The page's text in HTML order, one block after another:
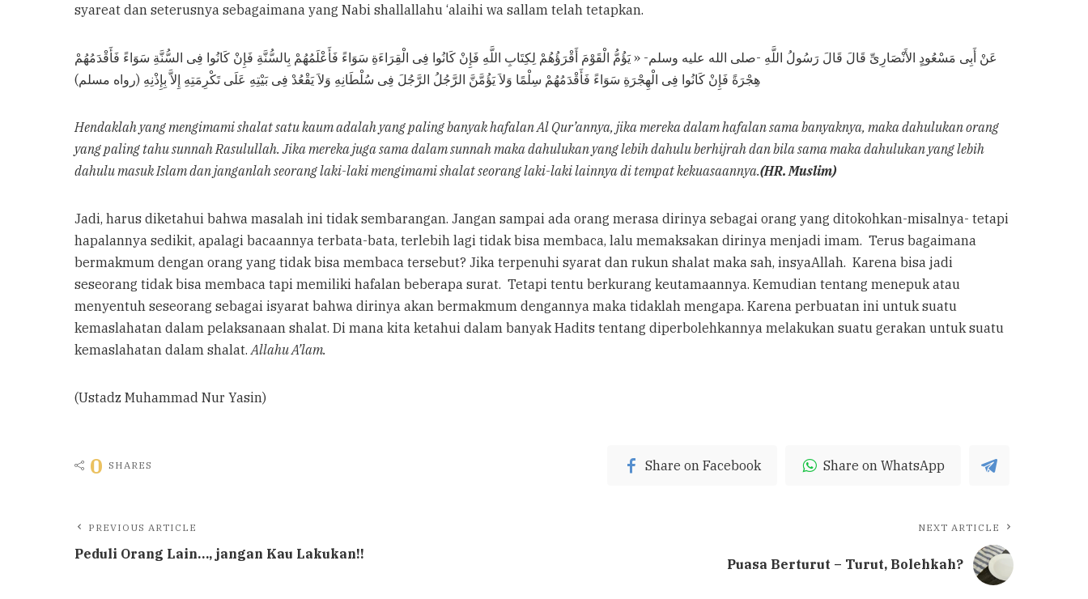
syareat dan seterusnya sebagaimana yang Nabi shallallahu ‘alaihi wa sallam telah tetapkan.
عَنْ أَبِى مَسْعُودٍ الأَنْصَارِىِّ قَالَ قَالَ رَسُولُ اللَّهِ -صلى الله عليه وسلم- « يَؤُمُّ الْقَوْمَ أَقْرَؤُهُمْ لِكِتَابِ اللَّهِ فَإِنْ كَانُوا فِى الْقِرَاءَةِ سَوَاءً فَأَعْلَمُهُمْ بِالسُّنَّةِ فَإِنْ كَانُوا فِى السُّنَّةِ سَوَاءً فَأَقْدَمُهُمْ
هِجْرَةً فَإِنْ كَانُوا فِى الْهِجْرَةِ سَوَاءً فَأَقْدَمُهُمْ سِلْمًا وَلاَ يَؤُمَّنَّ الرَّجُلُ الرَّجُلَ فِى سُلْطَانِهِ وَلاَ يَقْعُدْ فِى بَيْتِهِ عَلَى تَكْرِمَتِهِ إِلاَّ بِإِذْنِهِ (رواه مسلم)
Hendaklah yang mengimami shalat satu kaum adalah yang paling banyak hafalan Al Qur’annya, jika mereka dalam hafalan sama banyaknya, maka dahulukan orang
yang paling tahu sunnah Rasulullah. Jika mereka juga sama dalam sunnah maka dahulukan yang lebih dahulu berhijrah dan bila sama maka dahulukan yang lebih
dahulu masuk Islam dan janganlah seorang laki-laki mengimami shalat seorang laki-laki lainnya di tempat kekuasaannya.(HR. Muslim)
Jadi, harus diketahui bahwa masalah ini tidak sembarangan. Jangan sampai ada orang merasa dirinya sebagai orang yang ditokohkan-misalnya- tetapi
hapalannya sedikit, apalagi bacaannya terbata-bata, terlebih lagi tidak bisa membaca, lalu memaksakan dirinya menjadi imam. Terus bagaimana
bermakmum dengan orang yang tidak bisa membaca tersebut? Jika terpenuhi syarat dan rukun shalat maka sah, insyaAllah. Karena bisa jadi
seseorang tidak bisa membaca tapi memiliki hafalan beberapa surat. Tetapi tentu berkurang keutamaannya. Kemudian tentang menepuk atau
menyentuh seseorang sebagai isyarat bahwa dirinya akan bermakmum dengannya maka tidaklah mengapa. Karena perbuatan ini untuk suatu
kemaslahatan dalam pelaksanaan shalat. Di mana kita ketahui dalam banyak Hadits tentang diperbolehkannya melakukan suatu gerakan untuk suatu
kemaslahatan dalam shalat. Allahu A’lam.
(Ustadz Muhammad Nur Yasin)
0 SHARES Share on Facebook Share on WhatsApp
PREVIOUS ARTICLE
Peduli Orang Lain…, jangan Kau Lakukan!!
NEXT ARTICLE
Puasa Berturut – Turut, Bolehkah?